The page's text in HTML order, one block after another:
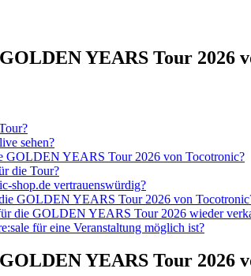
YEARS Tour 2026
sehen?
GOLDEN YEARS Tour 2026 von Tocotronic?
die Tour?
shop.de vertrauenswürdig?
GOLDEN YEARS Tour 2026 von
die GOLDEN YEARS Tour 2026 wieder
für eine Veranstaltung möglich ist?
YEARS Tour 2026